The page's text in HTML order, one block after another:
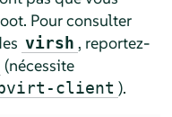
Pour consulter
virsh , reportez-
(nécessite
client ).